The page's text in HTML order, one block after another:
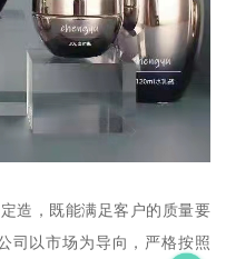
造，既能满足客户的质量要
司以市场为导向，严格按照